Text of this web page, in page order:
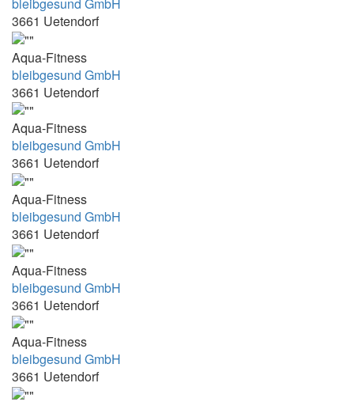
17.00Uhr 18.00Uhr 19.00Uhr 20.00Uhr
17.10 - 17.55
17.15Uhr bis 18.00Uhr
17.30 - 18.15 Uhr + 18.15-19.00 Uhr +
19.00-19.45 Uhr + 20.00-20.45 Uhr
17.30-18.15 + 18.15-19.00 Uhr + 19.00-
19.45 Uhr + 19.45-20.30 Uhr
19.00-19.45 Uhr + 20.00-20.45 Uhr
17.30-18.30
17.30-19.45
17.45 - 18.30 Uhr
17.45-20.55
3661 Uetendorf
Aqua-Fitness
bleibgesund GmbH
3661 Uetendorf
Aqua-Fitness
bleibgesund GmbH
3661 Uetendorf
Aqua-Fitness
bleibgesund GmbH
3661 Uetendorf
Aqua-Fitness
bleibgesund GmbH
3661 Uetendorf
Aqua-Fitness
bleibgesund GmbH
3661 Uetendorf